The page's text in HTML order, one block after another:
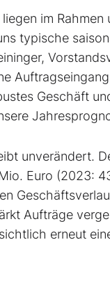
im
typische
Geschäft
unverändert.
Euro (2023:
Aufträge
erneut